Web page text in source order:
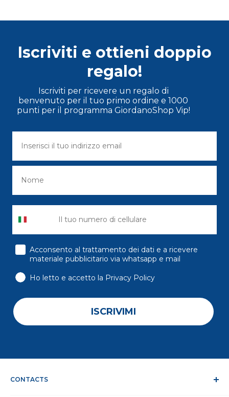
Iscriviti e ottieni doppio
regalo!
Iscriviti per ricevere un regalo di
benvenuto per il tuo primo ordine e 1000
punti per il programma GiordanoShop Vip!
consenso
Acconsento al trattamento dei dati e a ricevere
materiale pubblicitario via whatsapp e mail
Ho letto e accetto la Privacy Policy
ISCRIVIMI
CONTACTS